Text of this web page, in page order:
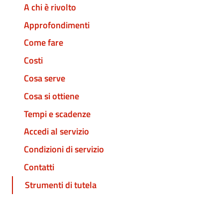
A chi è rivolto
Approfondimenti
Come fare
Costi
Cosa serve
Cosa si ottiene
Tempi e scadenze
Accedi al servizio
Condizioni di servizio
Contatti
Strumenti di tutela